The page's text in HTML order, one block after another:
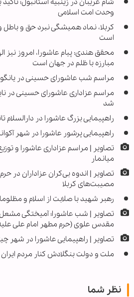
وحدت امت اسلامی
کربلا، نماد همیشگی نبرد حق و باطل
است
محقق هندی: پیام عاشورا، امروز نیز
مبارزه با ظلم در جهان است
مراسم شب عاشورای حسینی در
مراسم عزاداری عاشورای حسینی در
شد
راهپیمایی بزرگ عاشورا در دارالسلام
راهپیمایی پرشور عاشورا در شهر
تصاویر | مراسم عزاداری عاشورا و
میانمار
تصاویر | اندوه بی‌کران عزاداران در
مصیبت‌های کربلا
رهبر شهید با صلابت از اسلام و
تصاویر | شب عاشورا؛ آمیختگی
مقدس علوی (حرم مطهر امام علی
تصاویر | راهپیمایی عاشورا در شهر
ملت و دولت بنگلادش کنار مردم
نظر شما